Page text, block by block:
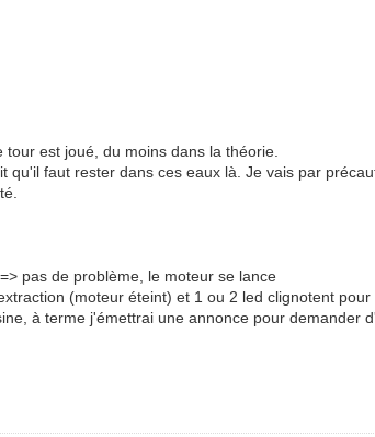
est joué, du moins dans la théorie.
faut rester dans ces eaux là. Je vais par
pas de problème, le moteur se lance
(moteur éteint) et 1 ou 2 led clignotent
à terme j'émettrai une annonce pour demander